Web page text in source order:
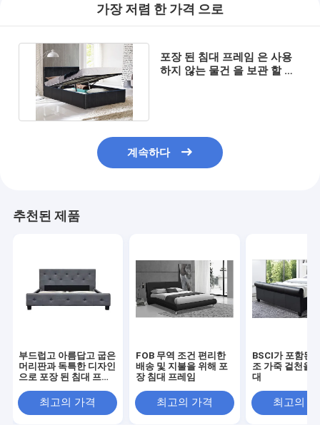
가장 저렴 한 가격 으로
포장 된 침대 프레임 은 사용
하지 않는 물건 을 보관 할 수
계속하다
추천된 제품
부드럽고 아름답고 굽은
머리판과 독특한 디자인
으로 포장 된 침대 프레
최고의 가격
FOB 무역 조건 편리한
배송 및 지불을 위해 포
장 침대 프레임
최고의 가격
BSCI가 포함된
조 가죽 겉천을
대
최고의